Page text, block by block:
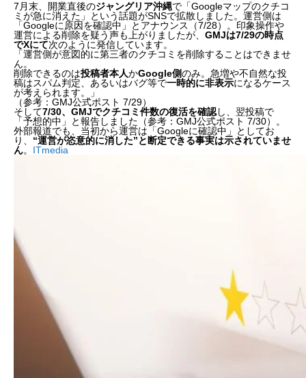
7月末、開業直後のジャングリア沖縄で「Googleマップのクチコ
ミが急に消えた」という話題がSNSで拡散しました。運営側は
「Googleに原因を確認中」とアナウンス（7/28）。印象操作や
運営による削除を疑う声も上がりましたが、 GMJは7/29の時点
でXにて次のように発信しています。
「運営側が意図的に第三者のクチコミを削除することはできませ
ん。
削除できるのは投稿者本人かGoogle側のみ。急増や不自然な投
稿はスパム判定、あるいはバグ等で一時的に非表示になるケース
が考えられます。」
（参考：GMJ公式ポスト 7/29）
そして7/30、GMJでクチコミ件数の復活を確認し、翌投稿で
「予想的中」と報告しました（参考：GMJ公式ポスト 7/30）。
外部報道でも、当初から運営は「Googleに確認中」としてお
り、 “運営が恣意的に消した”と断定できる事実は示されていませ
ん。 ITmedia